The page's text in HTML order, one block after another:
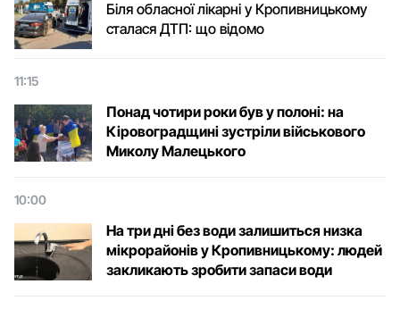
Біля обласної лікарні у Кропивницькому
сталася ДТП: що відомо
11:15
Понад чотири роки був у полоні: на
Кіровоградщині зустріли військового
Микoлу Малецькoгo
10:00
На три дні без води залишиться низка
мікрорайонів у Кропивницькому: людей
закликають зробити запаси води